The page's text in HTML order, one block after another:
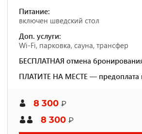
Питание:
включен шведский стол
Доп. услуги:
Wi-Fi, парковка, сауна, трансфер
БЕСПЛАТНАЯ отмена
ПЛАТИТЕ НА МЕСТЕ — предоплата
8 300 ₽
8 300 ₽